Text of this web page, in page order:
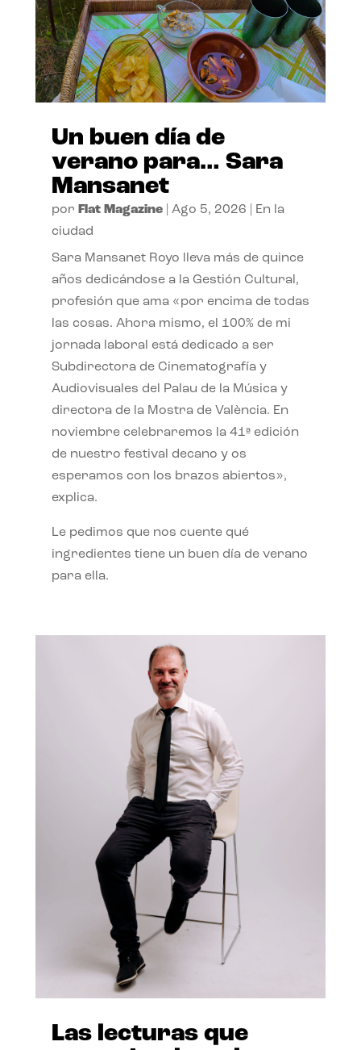
Un buen día de
verano para… Sara
Mansanet
por Flat Magazine| Ago 5, 2026
En la
ciudad
Sara Mansanet Royo lleva más de quince
años dedicándose a la Gestión Cultural,
profesión que ama «por encima de todas
las cosas. Ahora mismo, el 100% de mi
jornada laboral está dedicado a ser
Subdirectora de Cinematografía y
Audiovisuales del Palau de la Música y
directora de la Mostra de València. En
noviembre celebraremos la 41ª edición
de nuestro festival decano y os
esperamos con los brazos abiertos»,
explica.
Le pedimos que nos cuente qué
ingredientes tiene un buen día de verano
para ella.
Las lecturas que